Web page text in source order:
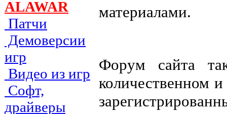
ALAWAR
Патчи
Демоверсии
игр
Видео из игр
Софт,
драйверы
материалами.
Форум сайта
количественном